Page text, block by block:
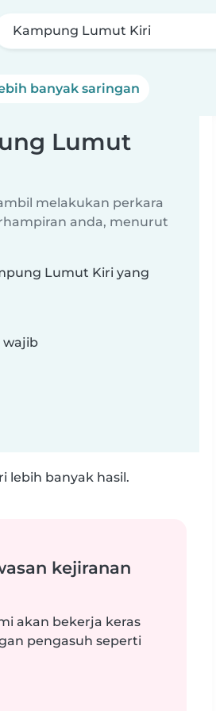
Kampung Lumut Kiri
banyak saringan
Lumut
melakukan perkara
anda, menurut
Lumut Kiri yang
wajib
lebih banyak hasil.
kejiranan
akan bekerja keras
pengasuh seperti